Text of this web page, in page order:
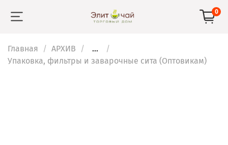
0
Главная АРХИВ
...
Упаковка, фильтры и заварочные сита (Оптовикам)